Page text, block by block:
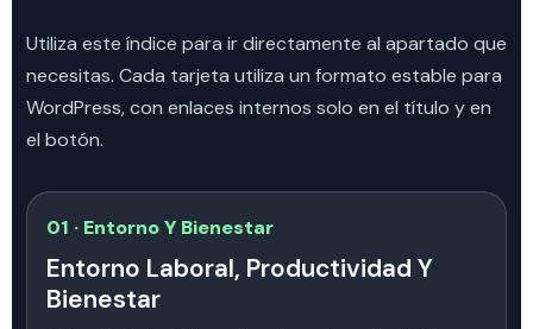
Utiliza este índice para ir directamente al apartado que
necesitas. Cada tarjeta utiliza un formato estable para
WordPress, con enlaces internos solo en el título y en
el botón.
01 · Entorno Y Bienestar
Entorno Laboral, Productividad Y
Bienestar